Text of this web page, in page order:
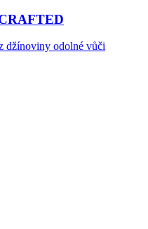
džínoviny odolné vůči